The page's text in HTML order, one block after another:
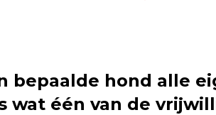
bepaalde hond alle
één van de